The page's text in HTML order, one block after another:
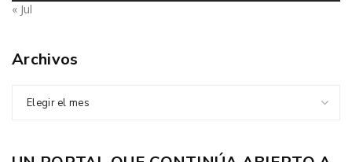
« Jul
Archivos
Elegir el mes